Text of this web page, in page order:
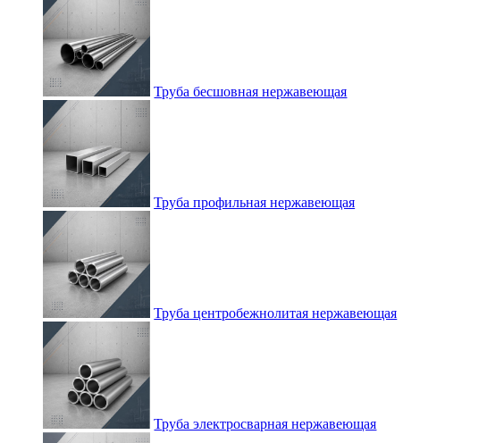
Труба бесшовная нержавеющая
Труба профильная нержавеющая
Труба центробежнолитая нержавеющая
Труба электросварная нержавеющая